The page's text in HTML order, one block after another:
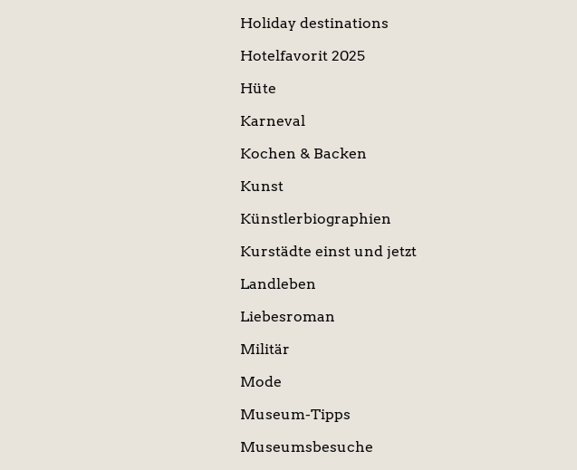
Holiday destinations
Hotelfavorit 2025
Hüte
Karneval
Kochen & Backen
Kunst
Künstlerbiographien
Kurstädte einst und jetzt
Landleben
Liebesroman
Militär
Mode
Museum-Tipps
Museumsbesuche